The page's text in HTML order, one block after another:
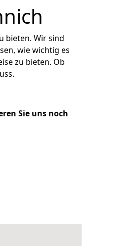
bieten. Wir sind
wie wichtig es
zu bieten. Ob
Sie uns noch